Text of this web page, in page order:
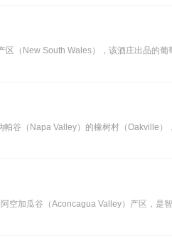
区（New South Wales），该酒庄出品的
谷（Napa Valley）的橡树村（Oakville
空加瓜谷（Aconcagua Valley）产区，是